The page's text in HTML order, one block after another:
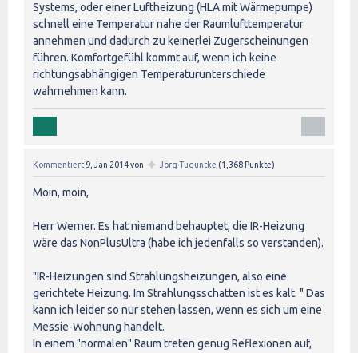
Systems, oder einer Luftheizung (HLA mit Wärmepumpe)
schnell eine Temperatur nahe der Raumlufttemperatur
annehmen und dadurch zu keinerlei Zugerscheinungen
führen. Komfortgefühl kommt auf, wenn ich keine
richtungsabhängigen Temperaturunterschiede
wahrnehmen kann.
Kommentiert 9, Jan 2014von ✦ Jörg Tuguntke (1,368 Punkte)
Moin, moin,
Herr Werner. Es hat niemand behauptet, die IR-Heizung
wäre das NonPlusUltra (habe ich jedenfalls so verstanden).
"IR-Heizungen sind Strahlungsheizungen, also eine
gerichtete Heizung. Im Strahlungsschatten ist es kalt. " Das
kann ich leider so nur stehen lassen, wenn es sich um eine
Messie-Wohnung handelt.
In einem "normalen" Raum treten genug Reflexionen auf,